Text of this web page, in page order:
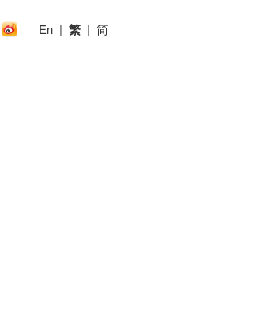
En | 繁 | 简